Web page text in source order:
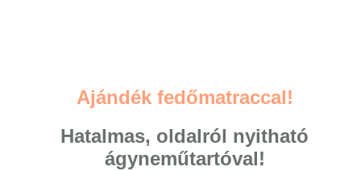
Ajándék fedőmatraccal!
Hatalmas, oldalról nyitható
ágyneműtartóval!